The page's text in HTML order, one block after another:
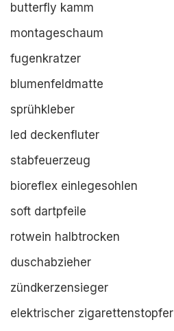
butterfly kamm
montageschaum
fugenkratzer
blumenfeldmatte
sprühkleber
led deckenfluter
stabfeuerzeug
bioreflex einlegesohlen
soft dartpfeile
rotwein halbtrocken
duschabzieher
zündkerzensieger
elektrischer zigarettenstopfer